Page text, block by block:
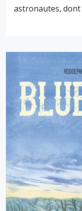
astronautes,